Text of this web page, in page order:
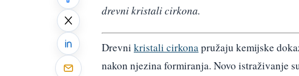
drevni kristali cirkona.
Drevni kristali cirkonapružaju kemijske
nakon njezina formiranja. Novo istraživanje